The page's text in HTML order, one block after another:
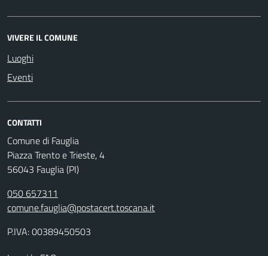
VIVERE IL COMUNE
Luoghi
Eventi
CONTATTI
Comune di Fauglia
Piazza Trento e Trieste, 4
56043 Fauglia (PI)
050 657311
comune.fauglia@postacert.toscana.it
P.IVA: 00389450503